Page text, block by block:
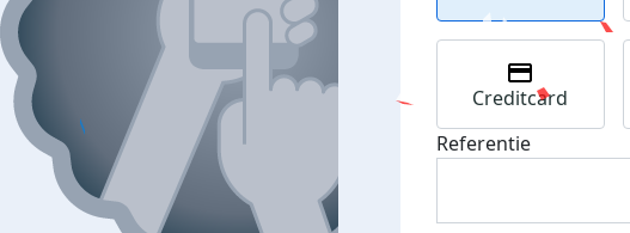
Creditcard
Referentie